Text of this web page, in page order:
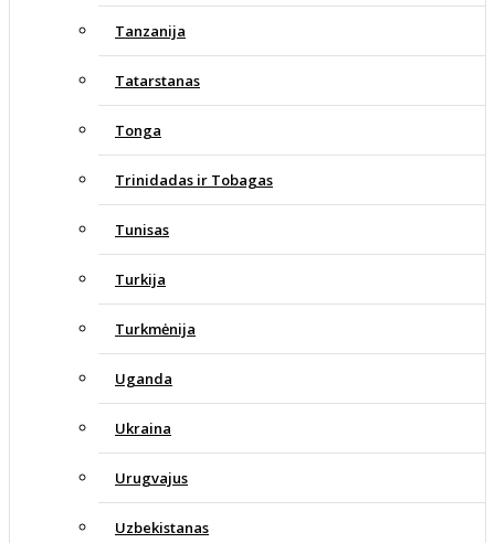
Tanzanija
Tatarstanas
Tonga
Trinidadas ir Tobagas
Tunisas
Turkija
Turkmėnija
Uganda
Ukraina
Urugvajus
Uzbekistanas